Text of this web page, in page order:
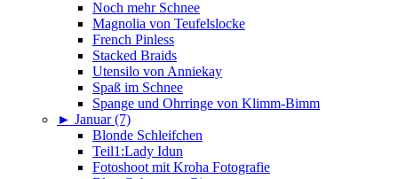
Noch mehr Schnee
Magnolia von Teufelslocke
French Pinless
Stacked Braids
Utensilo von Anniekay
Spaß im Schnee
Spange und Ohrringe von Klimm-Bimm
► Januar (7)
Blonde Schleifchen
Teil1:Lady Idun
Fotoshoot mit Kroha Fotografie